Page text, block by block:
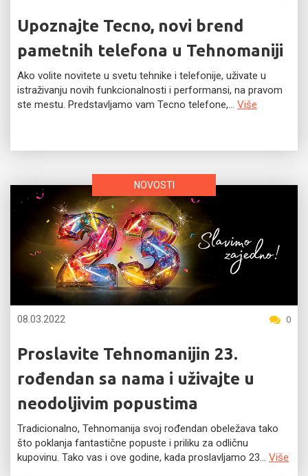
Upoznajte Tecno, novi brend
pametnih telefona u Tehnomaniji
Ako volite novitete u svetu tehnike i telefonije, uživate u
istraživanju novih funkcionalnosti i performansi, na pravom
ste mestu. Predstavljamo vam Tecno telefone,... Više
NOVOSTI
08.03.2022 0
Proslavite Tehnomanijin 23.
rođendan sa nama i uživajte u
neodoljivim popustima
Tradicionalno, Tehnomanija svoj rođendan obeležava tako
što poklanja fantastične popuste i priliku za odličnu
kupovinu. Tako vas i ove godine, kada proslavljamo 23... Više